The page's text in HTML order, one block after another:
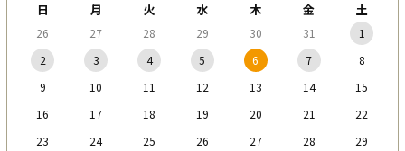
日 月 火 水 木 金 土
26 27 28 29 30 31
1
2
3 4 5 6 7
8
9
10 11 12 13 14
15
16
17 18 19 20 21
22
23
24 25 26 27 28
29